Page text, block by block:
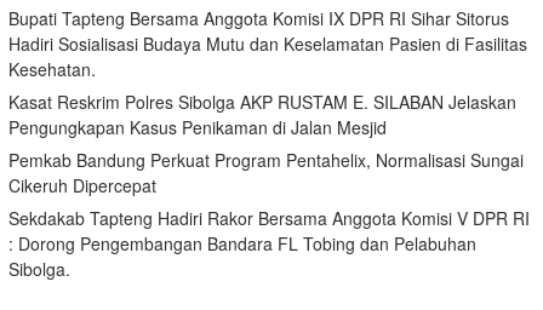
Bupati Tapteng Bersama Anggota Komisi IX DPR RI Sihar Sitorus
Hadiri Sosialisasi Budaya Mutu dan Keselamatan Pasien di Fasilitas
Kesehatan.
Kasat Reskrim Polres Sibolga AKP RUSTAM E. SILABAN Jelaskan
Pengungkapan Kasus Penikaman di Jalan Mesjid
Pemkab Bandung Perkuat Program Pentahelix, Normalisasi Sungai
Cikeruh Dipercepat
Sekdakab Tapteng Hadiri Rakor Bersama Anggota Komisi V DPR RI
: Dorong Pengembangan Bandara FL Tobing dan Pelabuhan
Sibolga.